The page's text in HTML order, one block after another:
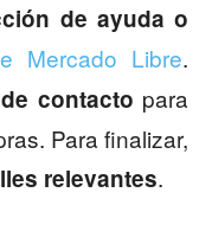
de ayuda o
Mercado Libre.
contacto para
Para finalizar,
relevantes.